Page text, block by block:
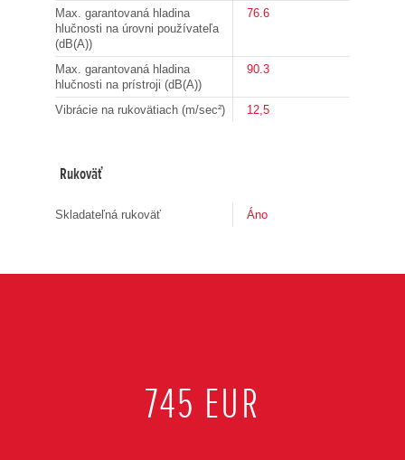
Max. garantovaná hladina
hlučnosti na úrovni používateľa
(dB(A))
76.6
Max. garantovaná hladina
hlučnosti na prístroji (dB(A))
90.3
Vibrácie na rukovätiach (m/sec²) 12,5
Rukoväť
Skladateľná rukoväť Áno
745 EUR